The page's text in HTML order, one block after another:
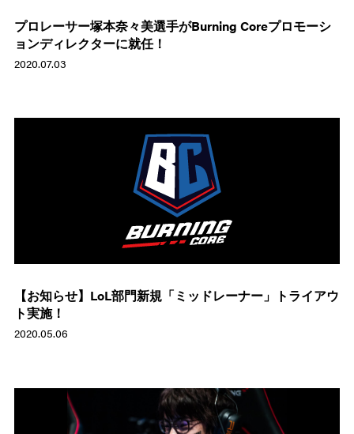
プロレーサー塚本奈々美選手がBurning Coreプロモーシ
ョンディレクターに就任！
2020.07.03
【お知らせ】LoL部門新規「ミッドレーナー」トライアウ
ト実施！
2020.05.06